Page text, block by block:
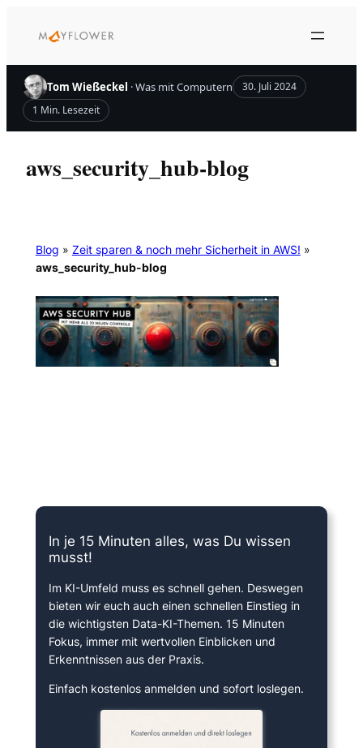
Inhalt
Tom Wießeckel · Was mit Computern
30. Juli 2024
1 Min. Lesezeit
aws_security_hub-blog
Blog » Zeit sparen & noch mehr Sicherheit in AWS! »
aws_security_hub-blog
In je 15 Minuten alles, was Du wissen
musst!
Im KI-Umfeld muss es schnell gehen. Deswegen
bieten wir euch auch einen schnellen Einstieg in
die wichtigsten Data-KI-Themen. 15 Minuten
Fokus, immer mit wertvollen Einblicken und
Erkenntnissen aus der Praxis.
Einfach kostenlos anmelden und sofort loslegen.